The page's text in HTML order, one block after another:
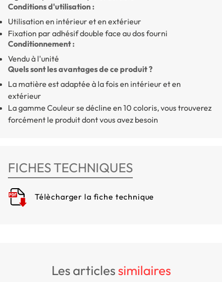
Conditions d'utilisation :
Utilisation en intérieur et en extérieur
Fixation par adhésif double face au dos fourni
Conditionnement :
Vendu à l'unité
Quels sont les avantages de ce produit ?
La matière est adaptée à la fois en intérieur et en
extérieur
La gamme Couleur se décline en 10 coloris, vous trouverez
forcément le produit dont vous avez besoin
FICHES TECHNIQUES
Télècharger la fiche technique
les articlessimilaires